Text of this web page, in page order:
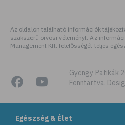
Egészség & Élet
# folyadékfogyasztás
# strandolás
# strandétel
# kalória
# hányinger
Az oldalon található információk
szakszerű orvosi véleményt. Az
Management Kft. felelősségét teljes
Gyöngy Patikák
Fenntartva.